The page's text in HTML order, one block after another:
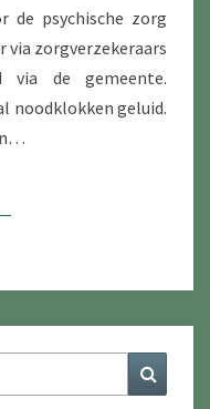
de psychische zorg
via zorgverzekeraars
via de gemeente.
noodklokken geluid.
MEER